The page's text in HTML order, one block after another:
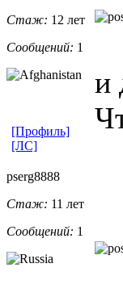
Стаж: 12 лет
Сообщений: 1
и
[Профиль]
[ЛС]
pserg8888
Стаж: 11 лет
Сообщений: 1